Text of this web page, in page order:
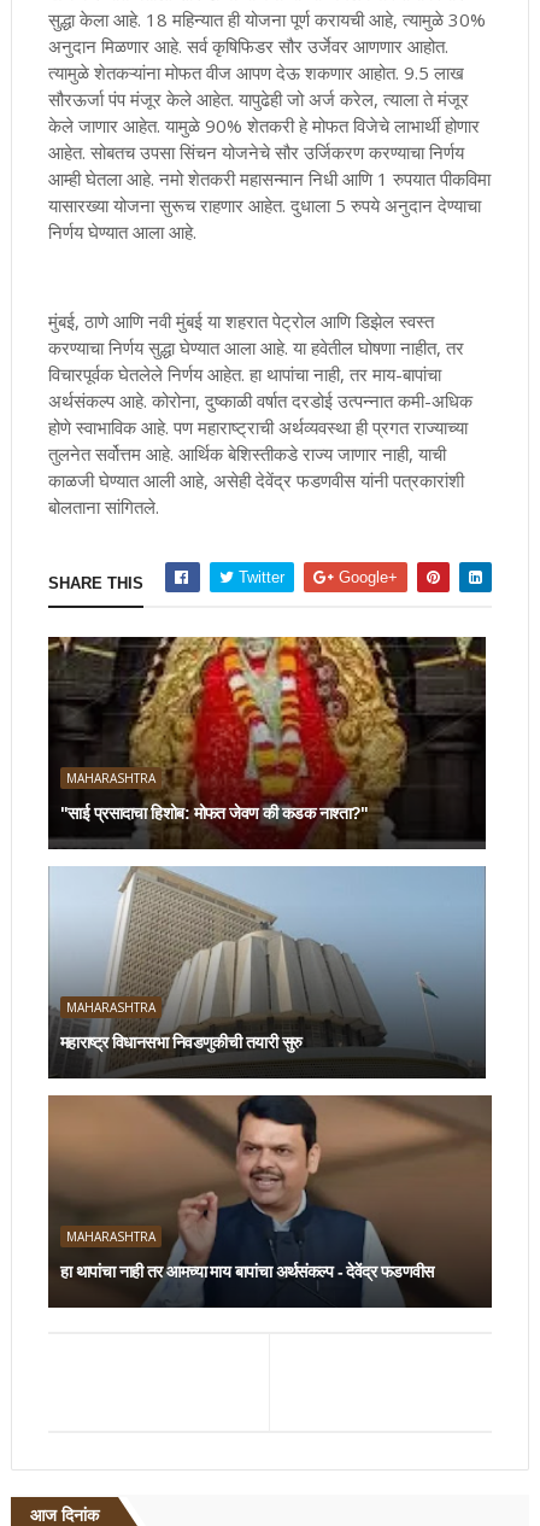
सुद्धा केला आहे. 18 महिन्यात ही योजना पूर्ण करायची आहे, त्यामुळे 30%
अनुदान मिळणार आहे. सर्व कृषिफिडर सौर उर्जेवर आणणार आहोत.
त्यामुळे शेतकऱ्यांना मोफत वीज आपण देऊ शकणार आहोत. 9.5 लाख
सौरऊर्जा पंप मंजूर केले आहेत. यापुढेही जो अर्ज करेल, त्याला ते मंजूर
केले जाणार आहेत. यामुळे 90% शेतकरी हे मोफत विजेचे लाभार्थी होणार
आहेत. सोबतच उपसा सिंचन योजनेचे सौर उर्जिकरण करण्याचा निर्णय
आम्ही घेतला आहे. नमो शेतकरी महासन्मान निधी आणि 1 रुपयात पीकविमा
यासारख्या योजना सुरूच राहणार आहेत. दुधाला 5 रुपये अनुदान देण्याचा
निर्णय घेण्यात आला आहे.
मुंबई, ठाणे आणि नवी मुंबई या शहरात पेट्रोल आणि डिझेल स्वस्त
करण्याचा निर्णय सुद्धा घेण्यात आला आहे. या हवेतील घोषणा नाहीत, तर
विचारपूर्वक घेतलेले निर्णय आहेत. हा थापांचा नाही, तर माय-बापांचा
अर्थसंकल्प आहे. कोरोना, दुष्काळी वर्षात दरडोई उत्पन्नात कमी-अधिक
होणे स्वाभाविक आहे. पण महाराष्ट्राची अर्थव्यवस्था ही प्रगत राज्याच्या
तुलनेत सर्वोत्तम आहे. आर्थिक बेशिस्तीकडे राज्य जाणार नाही, याची
काळजी घेण्यात आली आहे, असेही देवेंद्र फडणवीस यांनी पत्रकारांशी
बोलताना सांगितले.
SHARE THIS Twitter Google+
MAHARASHTRA
"साई प्रसादाचा हिशोब: मोफत जेवण की कडक नाश्ता?"
MAHARASHTRA
महाराष्ट्र विधानसभा निवडणुकीची तयारी सुरु
MAHARASHTRA
हा थापांचा नाही तर आमच्या माय बापांचा अर्थसंकल्प - देवेंद्र फडणवीस
आज दिनांक